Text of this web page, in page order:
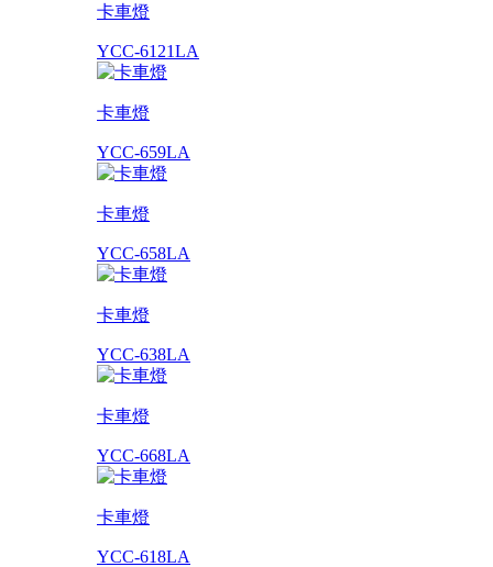
卡車燈
YCC-6121LA
卡車燈
YCC-659LA
卡車燈
YCC-658LA
卡車燈
YCC-638LA
卡車燈
YCC-668LA
卡車燈
YCC-618LA